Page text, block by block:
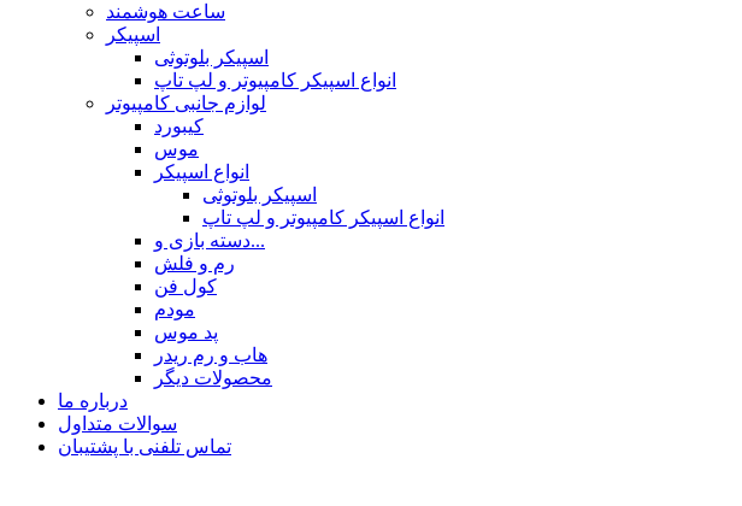
ساعت هوشمند
اسپیکر
اسپیکر بلوتوثی
انواع اسپیکر کامپیوتر و لپ تاپ
لوازم جانبی کامپیوتر
کیبورد
موس
انواع اسپیکر
اسپیکر بلوتوثی
انواع اسپیکر کامپیوتر و لپ تاپ
دسته بازی و...
رم و فلش
کول فن
مودم
پد موس
هاب و رم ریدر
محصولات دیگر
درباره ما
سوالات متداول
تماس تلفنی با پشتیبان